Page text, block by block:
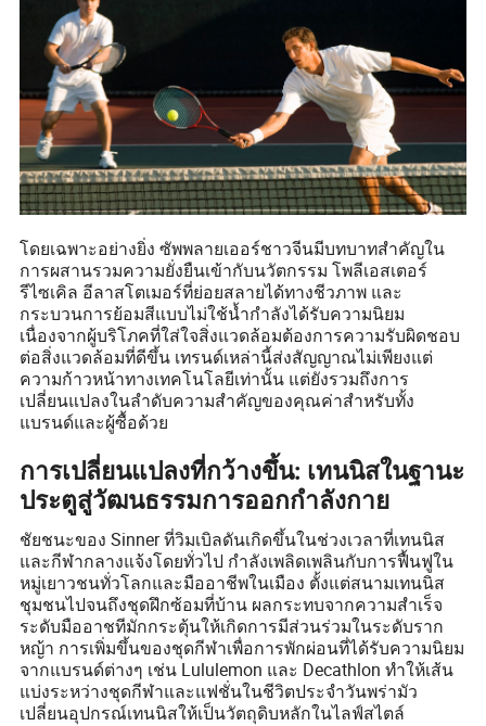
โดยเฉพาะอย่างยิ่ง ซัพพลายเออร์ชาวจีนมีบทบาทสำคัญใน
การผสานรวมความยั่งยืนเข้ากับนวัตกรรม โพลีเอสเตอร์
รีไซเคิล อีลาสโตเมอร์ที่ย่อยสลายได้ทางชีวภาพ และ
กระบวนการย้อมสีแบบไม่ใช้น้ำกำลังได้รับความนิยม
เนื่องจากผู้บริโภคที่ใส่ใจสิ่งแวดล้อมต้องการความรับผิดชอบ
ต่อสิ่งแวดล้อมที่ดีขึ้น เทรนด์เหล่านี้ส่งสัญญาณไม่เพียงแต่
ความก้าวหน้าทางเทคโนโลยีเท่านั้น แต่ยังรวมถึงการ
เปลี่ยนแปลงในลำดับความสำคัญของคุณค่าสำหรับทั้ง
แบรนด์และผู้ซื้อด้วย
การเปลี่ยนแปลงที่กว้างขึ้น: เทนนิสในฐานะ
ประตูสู่วัฒนธรรมการออกกำลังกาย
ชัยชนะของ Sinner ที่วิมเบิลดันเกิดขึ้นในช่วงเวลาที่เทนนิส
และกีฬากลางแจ้งโดยทั่วไป กำลังเพลิดเพลินกับการฟื้นฟูใน
หมู่เยาวชนทั่วโลกและมืออาชีพในเมือง ตั้งแต่สนามเทนนิส
ชุมชนไปจนถึงชุดฝึกซ้อมที่บ้าน ผลกระทบจากความสำเร็จ
ระดับมืออาชทีมักกระตุ้นให้เกิดการมีส่วนร่วมในระดับราก
หญ้า การเพิ่มขึ้นของชุดกีฬาเพื่อการพักผ่อนที่ได้รับความนิยม
จากแบรนด์ต่างๆ เช่น Lululemon และ Decathlon ทำให้เส้น
แบ่งระหว่างชุดกีฬาและแฟชั่นในชีวิตประจำวันพร่ามัว
เปลี่ยนอุปกรณ์เทนนิสให้เป็นวัตถุดิบหลักในไลฟ์สไตล์